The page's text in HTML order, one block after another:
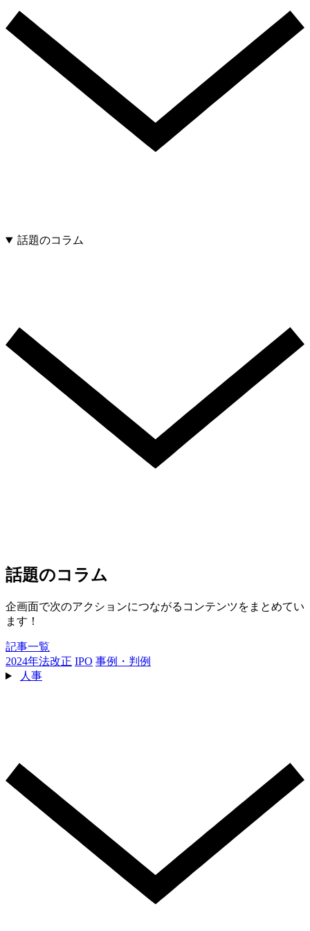
話題のコラム
話題のコラム
企画面で次のアクションにつながるコンテンツをまとめてい
ます！
記事一覧
2024年法改正 IPO 事例・判例
人事